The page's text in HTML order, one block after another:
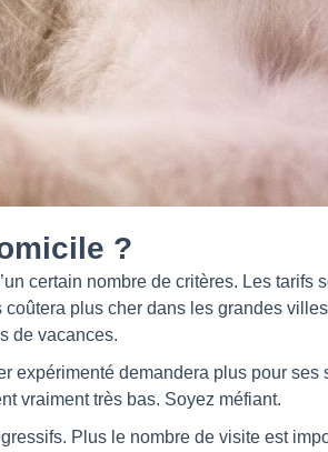
?
certain nombre de critères. Les tarifs
plus cher dans les grandes
de vacances.
expérimenté demandera plus pour ses
vraiment très bas. Soyez méfiant.
Plus le nombre de visite est